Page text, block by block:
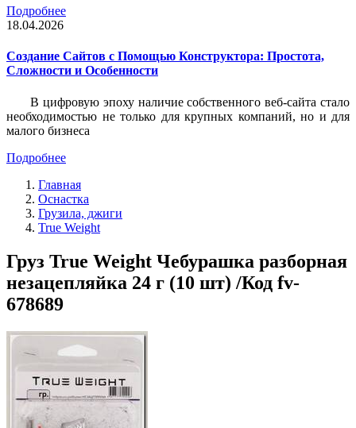
Подробнее
18.04.2026
Создание Сайтов с Помощью Конструктора: Простота,
Сложности и Особенности
В цифровую эпоху наличие собственного веб-сайта стало
необходимостью не только для крупных компаний, но и для
малого бизнеса
Подробнее
Главная
Оснастка
Грузила, джиги
True Weight
Груз True Weight Чебурашка разборная
незацепляйка 24 г (10 шт) /Код fv-
678689